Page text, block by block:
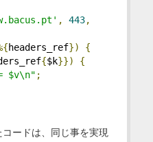
, 443,
headers_ref})
{
{$k}})
{
$v\n" ;
コードは、同じ事を実現